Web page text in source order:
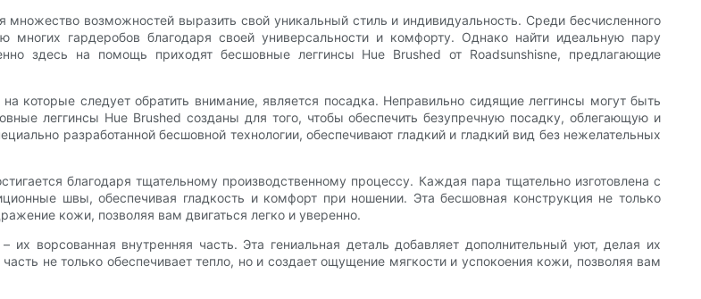
возможностей выразить свой уникальный стиль и индивидуальность. Среди бесчисленного
многих гардеробов благодаря своей универсальности и комфорту. Однако найти идеальную пару
здесь на помощь приходят бесшовные леггинсы Hue Brushed от Roadsunshisne, предлагающие
которые следует обратить внимание, является посадка. Неправильно сидящие леггинсы могут быть
леггинсы Hue Brushed созданы для того, чтобы обеспечить безупречную посадку, облегающую и
разработанной бесшовной технологии, обеспечивают гладкий и гладкий вид без нежелательных
благодаря тщательному производственному процессу. Каждая пара тщательно изготовлена ​​с
швы, обеспечивая гладкость и комфорт при ношении. Эта бесшовная конструкция не только
кожи, позволяя вам двигаться легко и уверенно.
ворсованная внутренняя часть. Эта гениальная деталь добавляет дополнительный уют, делая их
не только обеспечивает тепло, но и создает ощущение мягкости и успокоения кожи, позволяя вам